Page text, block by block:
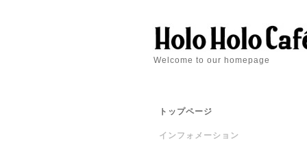
Welcome to our homepage
トップページ
インフォメーション